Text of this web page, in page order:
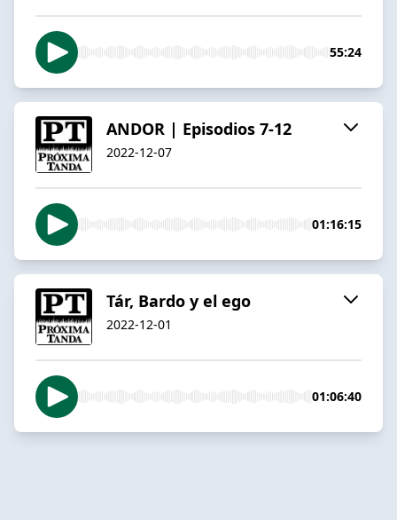
55:24
ANDOR | Episodios 7-12
2022-12-07
01:16:15
Tár, Bardo y el ego
2022-12-01
01:06:40